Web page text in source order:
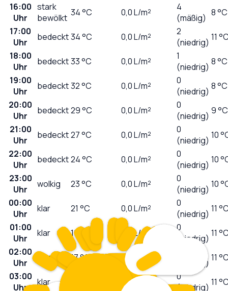
16:00
Uhr
stark
bewölkt 34°C 0,0L/m²
4
(mäßig) 8 °C
17:00
Uhr
bedeckt34°C 0,0L/m²
2
(niedrig) 11
18:00
Uhr
bedeckt33°C 0,0L/m²
1
(niedrig) 8 °C
19:00
Uhr
bedeckt32°C 0,0L/m²
0
(niedrig) 8 °C
20:00
Uhr
bedeckt29°C 0,0L/m²
0
(niedrig) 9 °C
21:00
Uhr
bedeckt27°C 0,0L/m²
0
(niedrig) 10
22:00
Uhr
bedeckt24°C 0,0L/m²
0
(niedrig) 10
23:00
Uhr
wolkig 23°C 0,0L/m²
0
(niedrig) 10
00:00
Uhr
klar 21 °C 0,0L/m²
0
(niedrig) 11
01:00
Uhr
klar 19 L/m²
0
(niedrig) 11
02:00
Uhr
klar 17°C 0,0 L/m²
(niedrig) 11
03:00
Uhr
klar 0,0L/m²
0
(niedrig) 11